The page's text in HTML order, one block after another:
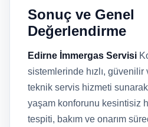
Sonuç ve Genel
Değerlendirme
Edirne İmmergas Servisi
sistemlerinde hızlı, güvenilir
teknik servis hizmeti
yaşam konforunu kesintisiz
tespiti, bakım ve onarım